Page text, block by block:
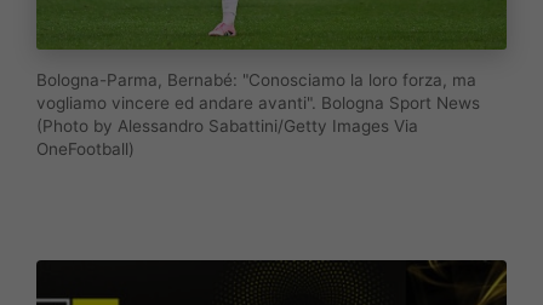
Bologna-Parma, Bernabé: "Conosciamo la loro forza, ma
vogliamo vincere ed andare avanti". Bologna Sport News
(Photo by Alessandro Sabattini/Getty Images Via
OneFootball)